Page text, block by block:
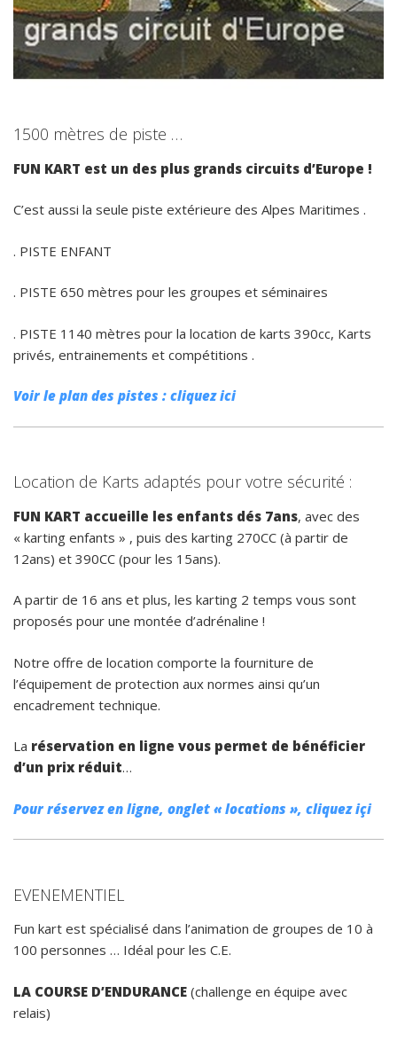
1500 mètres de piste …
FUN KART est un des plus grands circuits d’Europe !
C’est aussi la seule piste extérieure des Alpes Maritimes .
. PISTE ENFANT
. PISTE 650 mètres pour les groupes et séminaires
. PISTE 1140 mètres pour la location de karts 390cc, Karts
privés, entrainements et compétitions .
Voir le plan des pistes : cliquez ici
Location de Karts adaptés pour votre sécurité :
FUN KART accueille les enfants dés 7ans, avec des
« karting enfants » , puis des karting 270CC (à partir de
12ans) et 390CC (pour les 15ans).
A partir de 16 ans et plus, les karting 2 temps vous sont
proposés pour une montée d’adrénaline !
Notre offre de location comporte la fourniture de
l’équipement de protection aux normes ainsi qu’un
encadrement technique.
La réservation en ligne vous permet de bénéficier
d’un prix réduit…
Pour réservez en ligne, onglet « locations », cliquez içi
EVENEMENTIEL
Fun kart est spécialisé dans l’animation de groupes de 10 à
100 personnes … Idéal pour les C.E.
LA COURSE D’ENDURANCE (challenge en équipe avec
relais)